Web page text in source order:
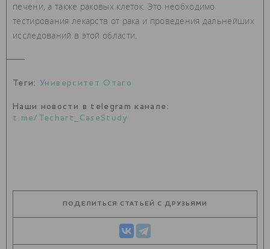
печени, а также раковых клеток. Это необходимо
тестирования лекарств от рака и проведения дальнейших
исследований в этой области.
Теги: Университет Отаго
Наши новости в telegram канале:
t.me/Techart_CaseStudy
ПОДЕЛИТЬСЯ СТАТЬЕЙ С ДРУЗЬЯМИ